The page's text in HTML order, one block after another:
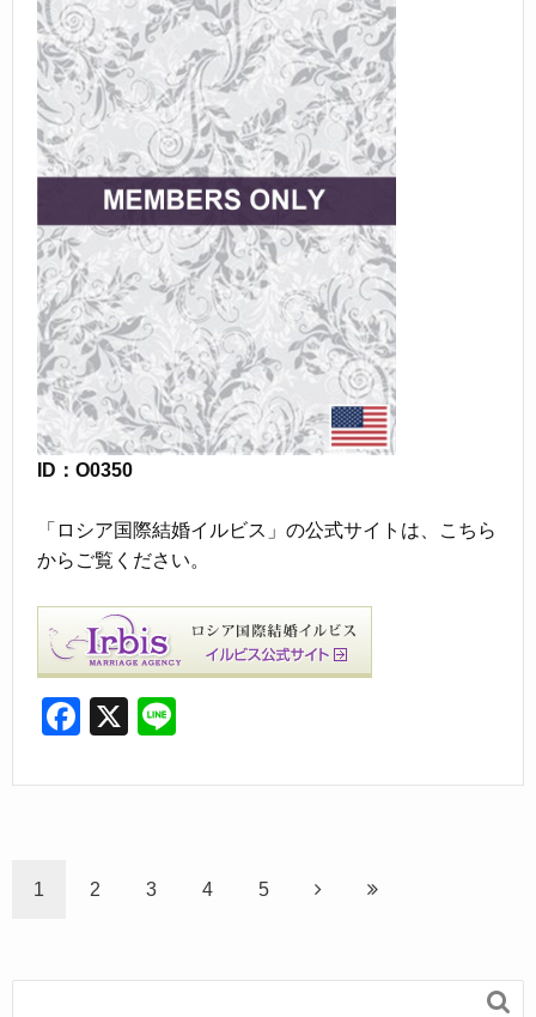
ID：O0350
「ロシア国際結婚イルビス」の公式サイトは、こちら
からご覧ください。
F
c
o
k
X
e
1 2 3 4 5
